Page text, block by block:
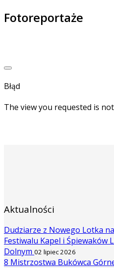
Fotoreportaże
Błąd
The view you requested is
Aktualności
Dudziarze z Nowego Lotka
Festiwalu Kapel i Śpiewaków
Dolnym 02 lipiec 2026
8 Mistrzostwa Bukówca